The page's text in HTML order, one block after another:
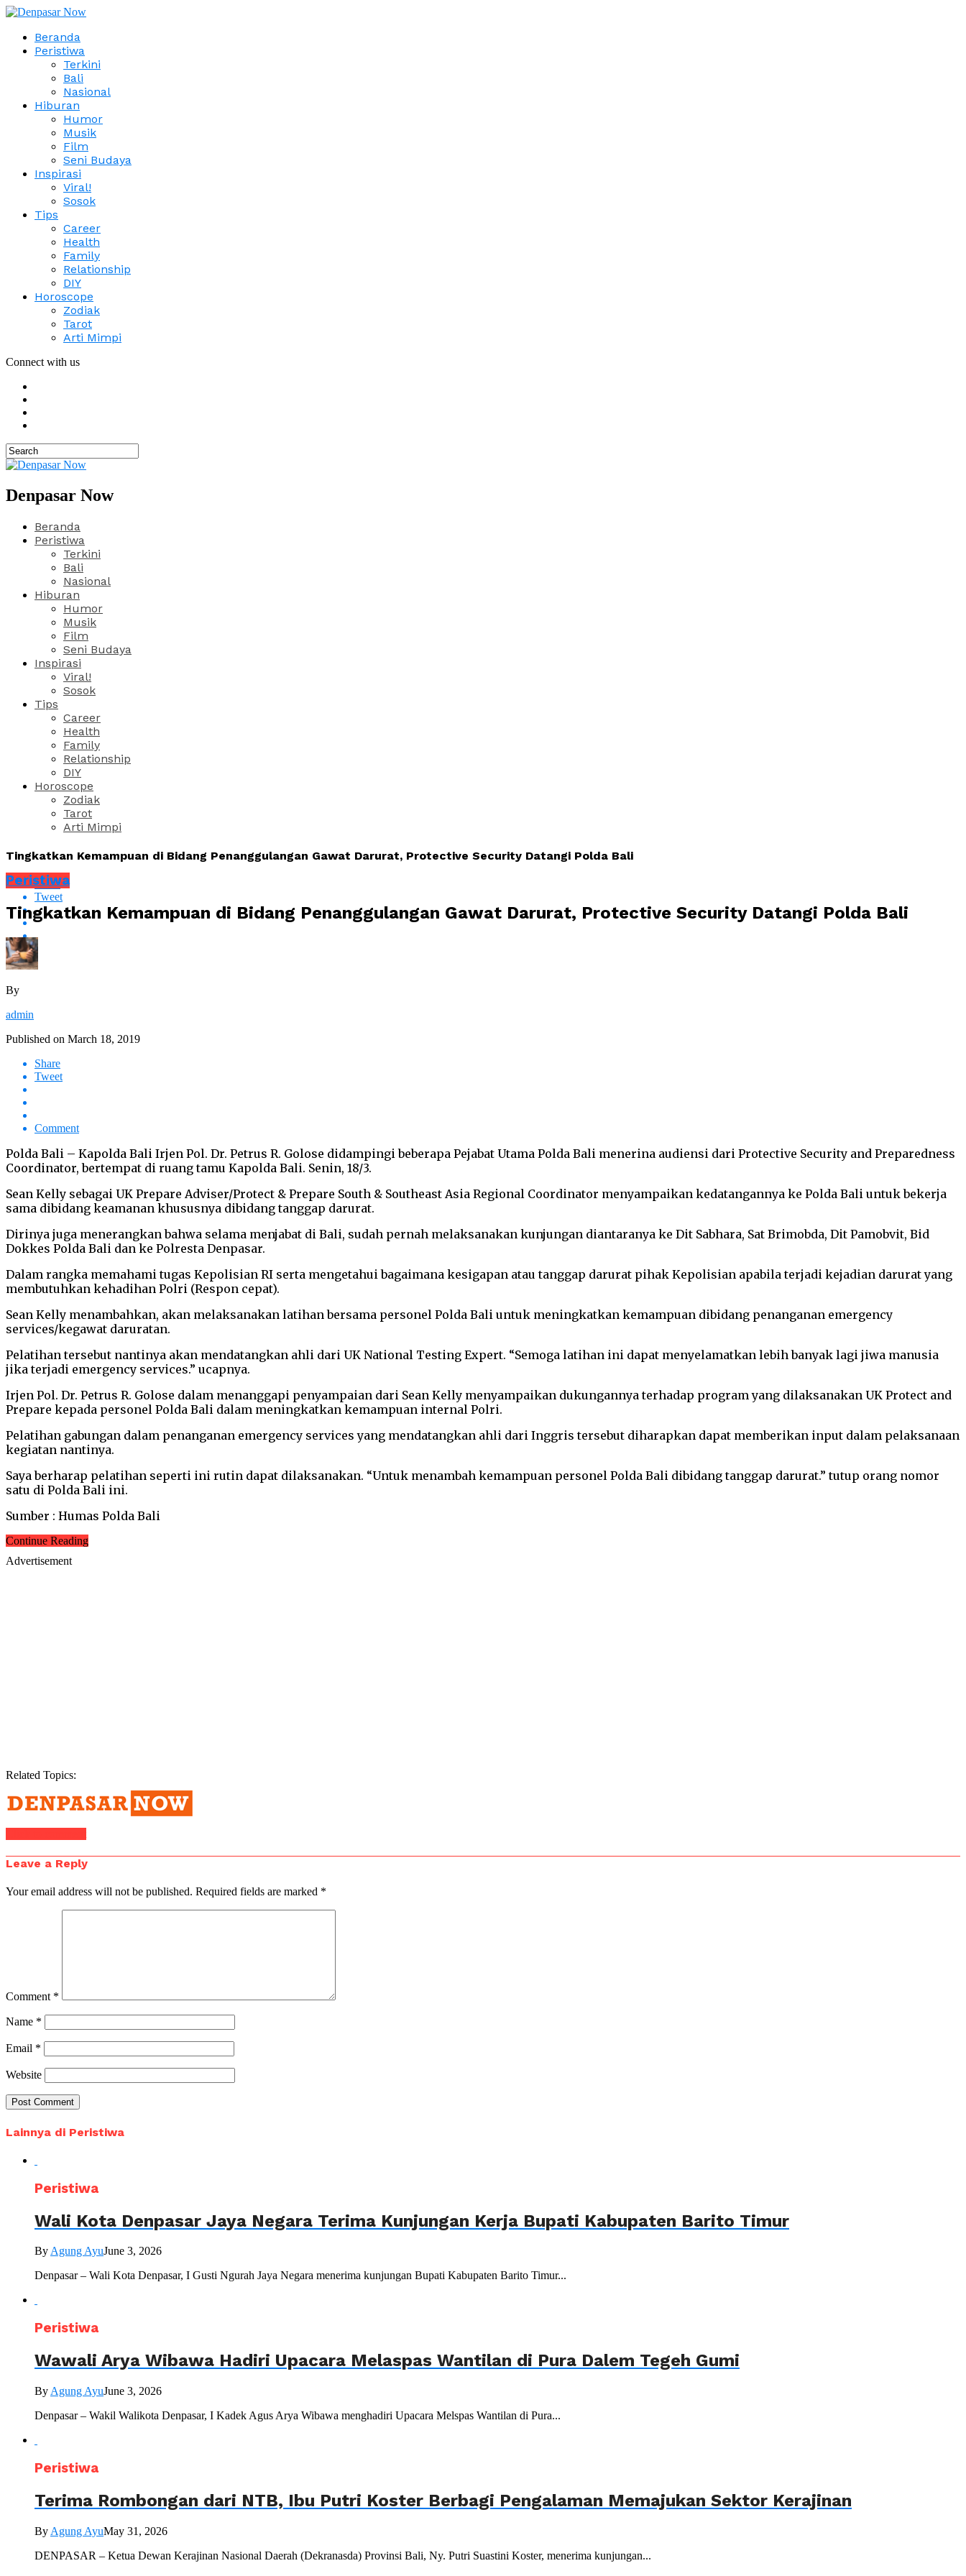
Beranda
Peristiwa
Terkini
Bali
Nasional
Hiburan
Humor
Musik
Film
Seni Budaya
Inspirasi
Viral!
Sosok
Tips
Career
Health
Family
Relationship
DIY
Horoscope
Zodiak
Tarot
Arti Mimpi
Connect with us
Denpasar Now
Beranda
Peristiwa
Terkini
Bali
Nasional
Hiburan
Humor
Musik
Film
Seni Budaya
Inspirasi
Viral!
Sosok
Tips
Career
Health
Family
Relationship
DIY
Horoscope
Zodiak
Tarot
Arti Mimpi
Tingkatkan Kemampuan di Bidang Penanggulangan Gawat Darurat, Protective Security Datangi Polda Bali
Share
Tweet
Peristiwa
Tingkatkan Kemampuan di Bidang Penanggulangan Gawat Darurat, Protective Security Datangi Polda Bali
By
admin
Published on March 18, 2019
Share
Tweet
Comment
Polda Bali – Kapolda Bali Irjen Pol. Dr. Petrus R. Golose didampingi beberapa Pejabat Utama Polda Bali menerina audiensi dari Protective Security and Preparedness
Coordinator, bertempat di ruang tamu Kapolda Bali. Senin, 18/3.
Sean Kelly sebagai UK Prepare Adviser/Protect & Prepare South & Southeast Asia Regional Coordinator menyampaikan kedatangannya ke Polda Bali untuk bekerja
sama dibidang keamanan khususnya dibidang tanggap darurat.
Dirinya juga menerangkan bahwa selama menjabat di Bali, sudah pernah melaksanakan kunjungan diantaranya ke Dit Sabhara, Sat Brimobda, Dit Pamobvit, Bid
Dokkes Polda Bali dan ke Polresta Denpasar.
Dalam rangka memahami tugas Kepolisian RI serta mengetahui bagaimana kesigapan atau tanggap darurat pihak Kepolisian apabila terjadi kejadian darurat yang
membutuhkan kehadihan Polri (Respon cepat).
Sean Kelly menambahkan, akan melaksanakan latihan bersama personel Polda Bali untuk meningkatkan kemampuan dibidang penanganan emergency
services/kegawat daruratan.
Pelatihan tersebut nantinya akan mendatangkan ahli dari UK National Testing Expert. “Semoga latihan ini dapat menyelamatkan lebih banyak lagi jiwa manusia
jika terjadi emergency services.” ucapnya.
Irjen Pol. Dr. Petrus R. Golose dalam menanggapi penyampaian dari Sean Kelly menyampaikan dukungannya terhadap program yang dilaksanakan UK Protect and
Prepare kepada personel Polda Bali dalam meningkatkan kemampuan internal Polri.
Pelatihan gabungan dalam penanganan emergency services yang mendatangkan ahli dari Inggris tersebut diharapkan dapat memberikan input dalam pelaksanaan
kegiatan nantinya.
Saya berharap pelatihan seperti ini rutin dapat dilaksanakan. “Untuk menambah kemampuan personel Polda Bali dibidang tanggap darurat.” tutup orang nomor
satu di Polda Bali ini.
Sumber : Humas Polda Bali
Continue Reading
Advertisement
Related Topics:
Leave a Reply
Your email address will not be published. Required fields are marked *
Comment *
Name *
Email *
Website
Lainnya di Peristiwa
Peristiwa
Wali Kota Denpasar Jaya Negara Terima Kunjungan Kerja Bupati Kabupaten Barito Timur
ByAgung AyuJune 3, 2026
Denpasar – Wali Kota Denpasar, I Gusti Ngurah Jaya Negara menerima kunjungan Bupati Kabupaten Barito Timur...
Peristiwa
Wawali Arya Wibawa Hadiri Upacara Melaspas Wantilan di Pura Dalem Tegeh Gumi
By Agung AyuJune 3, 2026
Denpasar – Wakil Walikota Denpasar, I Kadek Agus Arya Wibawa menghadiri Upacara Melspas Wantilan di Pura...
Peristiwa
Terima Rombongan dari NTB, Ibu Putri Koster Berbagi Pengalaman Memajukan Sektor Kerajinan
By Agung AyuMay 31, 2026
DENPASAR – Ketua Dewan Kerajinan Nasional Daerah (Dekranasda) Provinsi Bali, Ny. Putri Suastini Koster, menerima kunjungan...